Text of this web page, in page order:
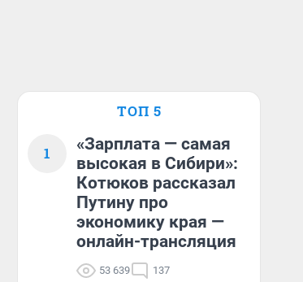
ТОП 5
1
«Зарплата — самая
высокая в Сибири»:
Котюков рассказал
Путину про
экономику края —
онлайн-трансляция
53 639 137